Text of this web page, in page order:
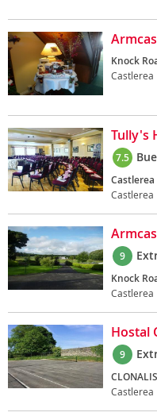
Knock
Castlerea
Tully's
7.5
Castlerea
9
Knock
Castlerea
Hostal
9
Castlerea